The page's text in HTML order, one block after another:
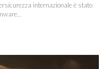
internazionale è stato